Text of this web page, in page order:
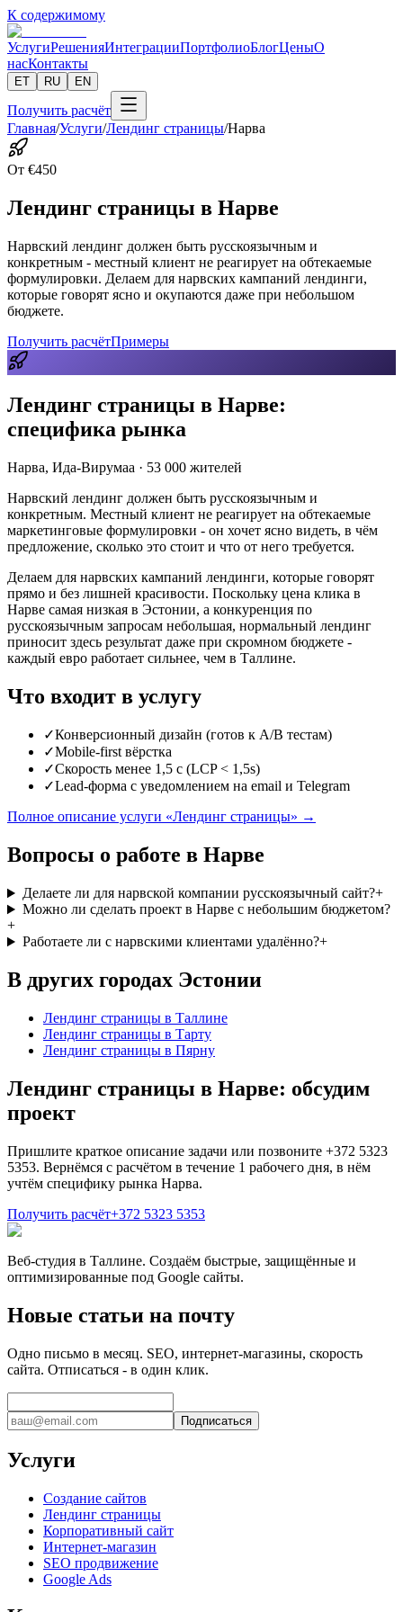
К содержимому
УслугиРешенияИнтеграцииПортфолиоБлогЦеныО
насКонтакты
ET RU EN
Получить расчёт
Главная/Услуги/Лендинг страницы/Нарва
От €450
Лендинг страницы в Нарве
Нарвский лендинг должен быть русскоязычным и
конкретным - местный клиент не реагирует на обтекаемые
формулировки. Делаем для нарвских кампаний лендинги,
которые говорят ясно и окупаются даже при небольшом
бюджете.
Получить расчётПримеры
Лендинг страницы в Нарве:
специфика рынка
Нарва, Ида-Вирумаа · 53 000 жителей
Нарвский лендинг должен быть русскоязычным и
конкретным. Местный клиент не реагирует на обтекаемые
маркетинговые формулировки - он хочет ясно видеть, в чём
предложение, сколько это стоит и что от него требуется.
Делаем для нарвских кампаний лендинги, которые говорят
прямо и без лишней красивости. Поскольку цена клика в
Нарве самая низкая в Эстонии, а конкуренция по
русскоязычным запросам небольшая, нормальный лендинг
приносит здесь результат даже при скромном бюджете -
каждый евро работает сильнее, чем в Таллине.
Что входит в услугу
✓Конверсионный дизайн (готов к A/B тестам)
✓Mobile-first вёрстка
✓Скорость менее 1,5 с (LCP < 1,5s)
✓Lead-форма с уведомлением на email и Telegram
Полное описание услуги «Лендинг страницы» →
Вопросы о работе в Нарве
Делаете ли для нарвской компании русскоязычный сайт?+
Можно ли сделать проект в Нарве с небольшим бюджетом?
+
Работаете ли с нарвскими клиентами удалённо?+
В других городах Эстонии
Лендинг страницы в Таллине
Лендинг страницы в Тарту
Лендинг страницы в Пярну
Лендинг страницы в Нарве: обсудим
проект
Пришлите краткое описание задачи или позвоните +372 5323
5353. Вернёмся с расчётом в течение 1 рабочего дня, в нём
учтём специфику рынка Нарва.
Получить расчёт+372 5323 5353
Веб-студия в Таллине. Создаём быстрые, защищённые и
оптимизированные под Google сайты.
Новые статьи на почту
Одно письмо в месяц. SEO, интернет-магазины, скорость
сайта. Отписаться - в один клик.
Подписаться
Услуги
Создание сайтов
Лендинг страницы
Корпоративный сайт
Интернет-магазин
SEO продвижение
Google Ads